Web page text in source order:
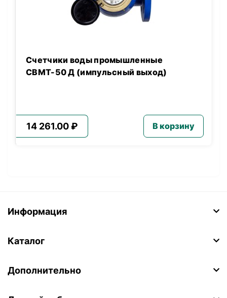
Счетчики воды промышленные
СВМТ-50 Д (импульсный выход)
14 261.00 ₽ В корзину
Информация
Каталог
Дополнительно